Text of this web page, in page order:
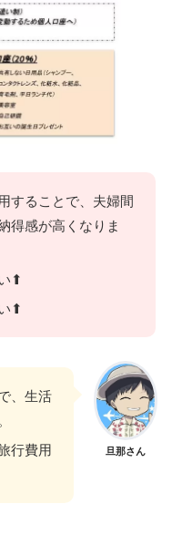
することで、夫婦間
得感が高くなりま
⬆
⬆
旦那さん
、生活
行費用